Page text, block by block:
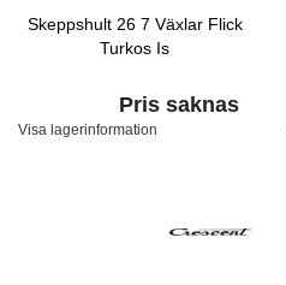
Skeppshult 26 7 Växlar Flick
Turkos Is
Pris saknas
Visa lagerinformation